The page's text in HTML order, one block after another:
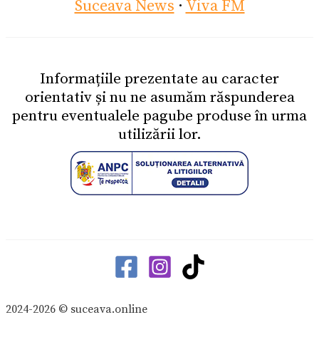
Suceava News · Viva FM
Informațiile prezentate au caracter
orientativ și nu ne asumăm răspunderea
pentru eventualele pagube produse în urma
utilizării lor.
2024-2026 © suceava.online